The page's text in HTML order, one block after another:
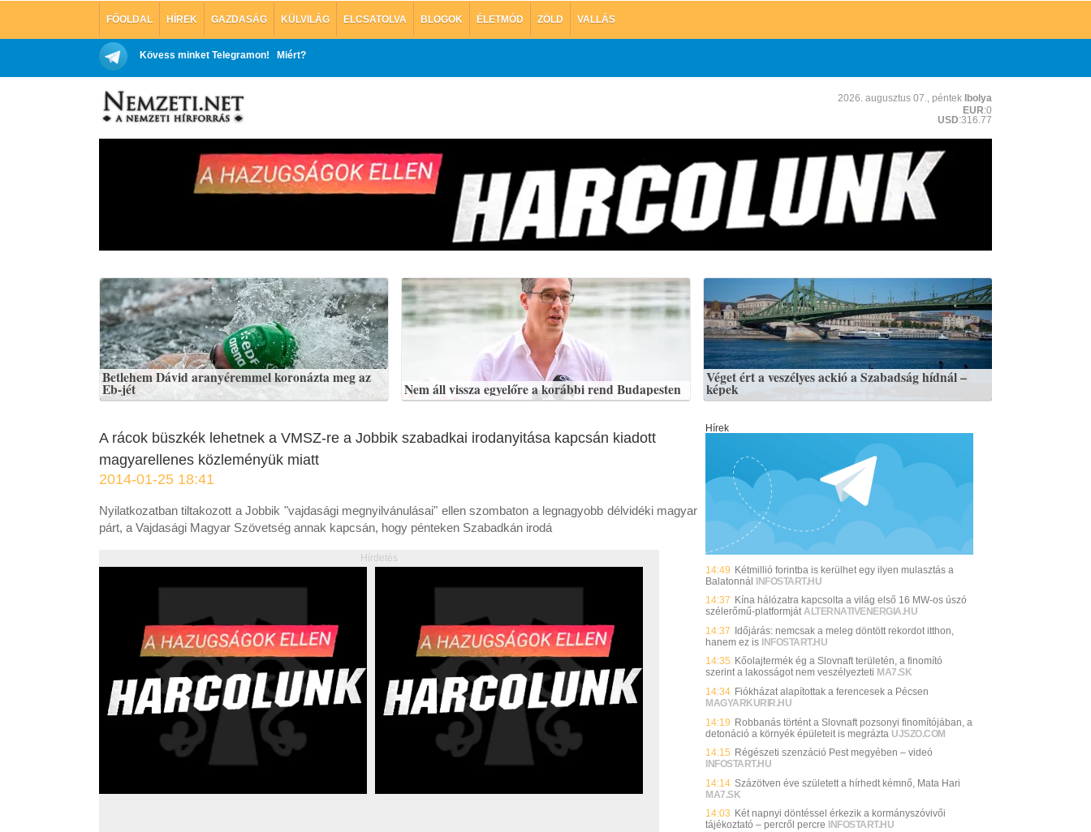
FŐOLDAL HÍREK GAZDASÁG KÜLVILÁG ELCSATOLVA BLOGOK ÉLETMÓD ZÖLD VALLÁS
Kövess minket Telegramon! Miért?
2026. augusztus 07., péntek Ibolya
EUR:0
USD:316.77
Betlehem Dávid aranyéremmel koronázta meg az
Eb-jét Nem áll vissza egyelőre a korábbi rend Budapesten
Véget ért a veszélyes ackió a Szabadság hídnál –
képek
A rácok büszkék lehetnek a VMSZ-re a Jobbik szabadkai irodanyitása kapcsán kiadott
magyarellenes közleményük miatt
2014-01-25 18:41
Nyilatkozatban tiltakozott a Jobbik "vajdasági megnyilvánulásai" ellen szombaton a legnagyobb délvidéki magyar
párt, a Vajdasági Magyar Szövetség annak kapcsán, hogy pénteken Szabadkán irodá
Hírdetés
Hírek
14:49 Kétmillió forintba is kerülhet egy ilyen mulasztás a
Balatonnál INFOSTART.HU
14:37 Kína hálózatra kapcsolta a világ első 16 MW-os úszó
szélerőmű-platformját ALTERNATIVENERGIA.HU
14:37 Időjárás: nemcsak a meleg döntött rekordot itthon,
hanem ez is INFOSTART.HU
14:35 Kőolajtermék ég a Slovnaft területén, a finomító
szerint a lakosságot nem veszélyezteti MA7.SK
14:34 Fiókházat alapítottak a ferencesek a Pécsen
MAGYARKURIR.HU
14:19 Robbanás történt a Slovnaft pozsonyi finomítójában, a
detonáció a környék épületeit is megrázta UJSZO.COM
14:15 Régészeti szenzáció Pest megyében – videó
INFOSTART.HU
14:14 Százötven éve született a hírhedt kémnő, Mata Hari
MA7.SK
14:03 Két napnyi döntéssel érkezik a kormányszóvivői
tájékoztató – percről percre
INFOSTART.HU